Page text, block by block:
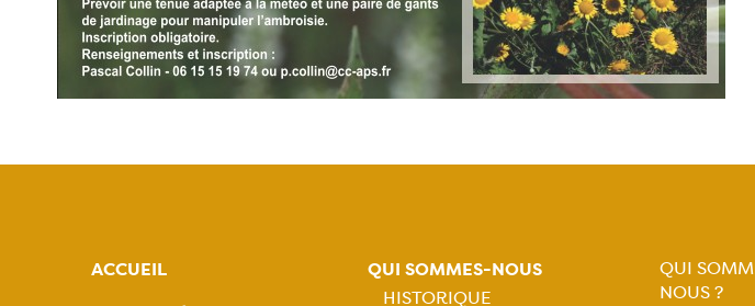
ACCUEIL
QUI SOMMES-NOUS
HISTORIQUE
QUI
NOUS ?